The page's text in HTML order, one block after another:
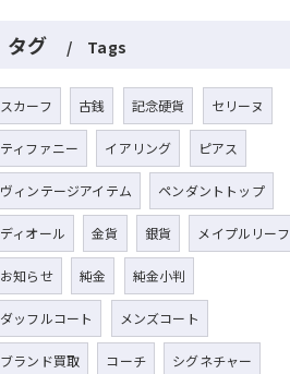
タグ Tags
スカーフ 古銭 記念硬貨 セリーヌ
ティファニー イアリング ピアス
ヴィンテージアイテム ペンダントトップ
ディオール 金貨 銀貨 メイプルリーフ
お知らせ 純金 純金小判
ダッフルコート メンズコート
ブランド買取 コーチ シグネチャー